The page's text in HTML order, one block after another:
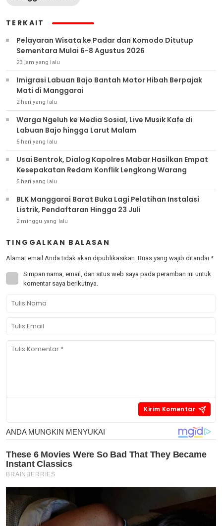
TERKAIT
Pelayaran Wisata ke Padar dan Komodo Ditutup
Sementara Mulai 6-8 Agustus 2026
23 jam yang lalu
Imigrasi Labuan Bajo Bantah Motor Hibah Berpajak
Mati di Manggarai
2 hari yang lalu
Warga Ngeluh ke Media Sosial, Live Musik Kafe di
Labuan Bajo hingga Larut Malam
5 hari yang lalu
Usai Bentrok, Dialog Kapolres Mabar Hasilkan Empat
Kesepakatan Redam Konflik Lengkong Warang
5 hari yang lalu
BLK Manggarai Barat Buka Lagi Pelatihan Instalasi
Listrik, Pendaftaran Hingga 23 Juli
2 minggu yang lalu
TINGGALKAN BALASAN
Alamat email Anda tidak akan dipublikasikan. Ruas yang wajib ditandai *
Simpan nama, email, dan situs web saya pada peramban ini untuk
komentar saya berikutnya.